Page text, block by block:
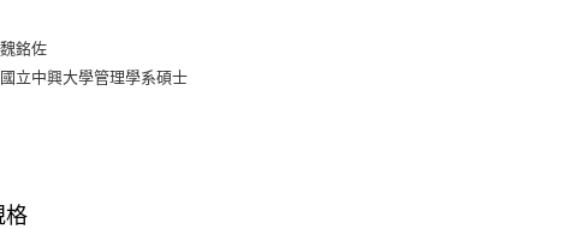
銘佐
立中興大學管理學系碩士
格